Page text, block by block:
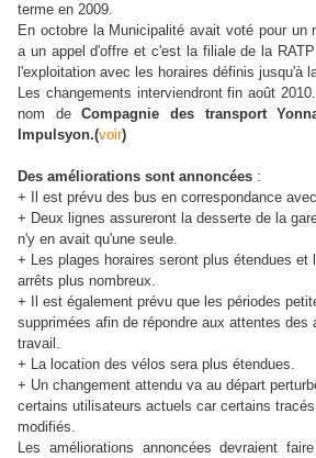
terme en 2009.
En octobre la Municipalité avait voté pour un
a un appel d'offre et c'est la filiale de la
l'exploitation avec les horaires définis jusqu'à
Les changements interviendront fin août
nom deCompagnie des transport
Impulsyon.(voir)
Des améliorations sont annoncées :
+ Il est prévu des bus en correspondance
+ Deux lignes assureront la desserte de la
n'y en avait qu'une seule.
+ Les plages horaires seront plus étendues et
arrêts plus nombreux.
+ Il est également prévu que les périodes
supprimées afin de répondre aux attentes des
travail.
+ La location des vélos sera plus étendues.
+ Un changement attendu va au départ
certains utilisateurs actuels car certains
modifiés.
Les améliorations annoncées devraient